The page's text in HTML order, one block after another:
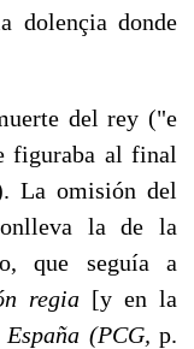
dolençia donde
del rey ("e
figuraba al final
La omisión del
la de la
que seguía a
regia [y en la
(PCG, p.